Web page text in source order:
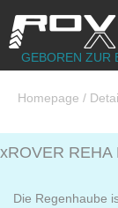
GEBOREN ZUR
Homepage /
xROVER REHA
Die Regenhaube